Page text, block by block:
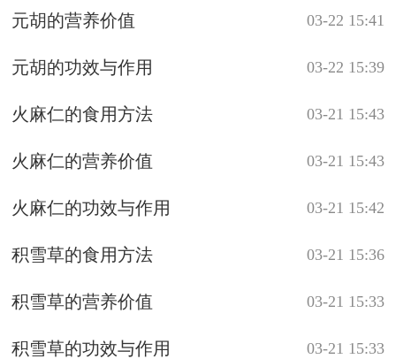
03-22 15:41
元胡的营养价值
03-22 15:39
元胡的功效与作用
03-21 15:43
火麻仁的食用方法
03-21 15:43
火麻仁的营养价值
03-21 15:42
火麻仁的功效与作用
03-21 15:36
积雪草的食用方法
03-21 15:33
积雪草的营养价值
03-21 15:33
积雪草的功效与作用